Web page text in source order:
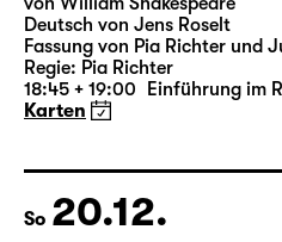
Der vollständige
des Vormonats
07.01.